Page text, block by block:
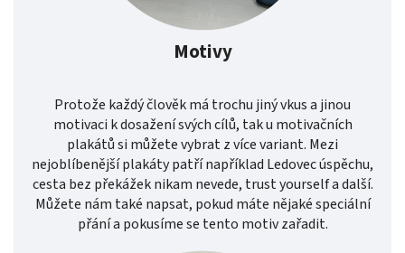
Motivy
Protože každý člověk má trochu jiný vkus a jinou
motivaci k dosažení svých cílů, tak u motivačních
plakátů si můžete vybrat z více variant. Mezi
nejoblíbenější plakáty patří například Ledovec úspěchu,
cesta bez překážek nikam nevede, trust yourself a další.
Můžete nám také napsat, pokud máte nějaké speciální
přání a pokusíme se tento motiv zařadit.